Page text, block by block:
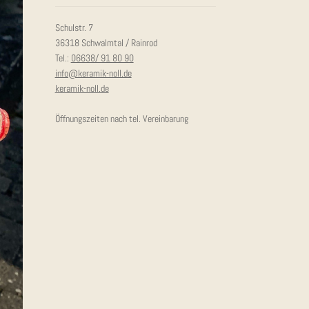
Schulstr. 7
36318 Schwalmtal / Rainrod
Tel.: 06638/ 91 80 90
info@keramik-noll.de
keramik-noll.de
Öffnungszeiten nach tel. Vereinbarung